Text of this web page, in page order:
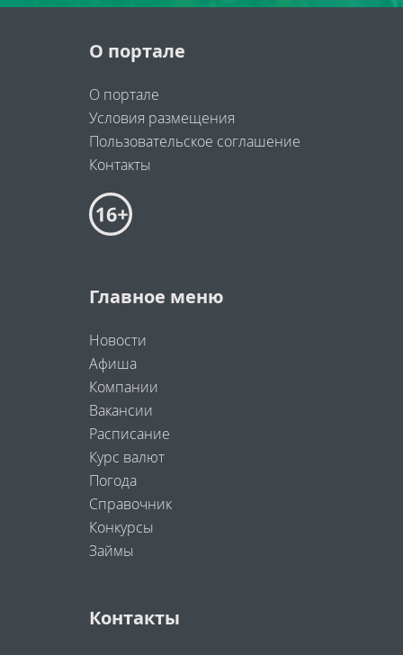
О портале
О портале
Условия размещения
Пользовательское соглашение
Контакты
Главное меню
Новости
Афиша
Компании
Вакансии
Расписание
Курс валют
Погода
Справочник
Конкурсы
Займы
Контакты